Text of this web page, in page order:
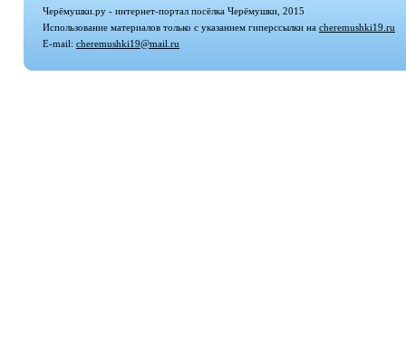
Черёмушки.ру - интернет-портал посёлка Черёмушки, 2015
Использование материалов только с указанием гиперссылки на cheremushki19.ru
E-mail: cheremushki19@mail.ru